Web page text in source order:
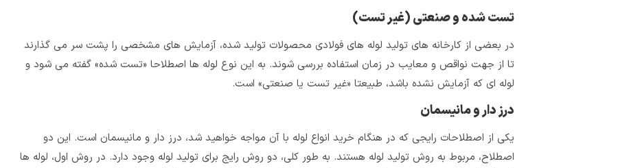
تست شده و صنعتی (غیر تست)
در بعضی از کارخانه‌ های تولید لوله‌ های فولادی محصولات تولید شده، آزمایش های مشخصی را پشت سر می گذارند
تا از جهت نواقص و معایب در زمان استفاده بررسی شوند. به این نوع لوله‌ ها اصطلاحا «تست شده» گفته می‌ شود و
لوله‌ ای که آزمایش نشده باشد، طبیعتا «غیر تست یا صنعتی» است.
درز دار و مانیسمان
یکی از اصطلاحات رایجی که در هنگام خرید انواع لوله با آن مواجه خواهید شد، درز دار و مانیسمان است. این دو
اصطلاح، مربوط به روش تولید لوله هستند. به طور کلی، دو روش رایج برای تولید لوله وجود دارد. در روش اول، لوله‌ ها